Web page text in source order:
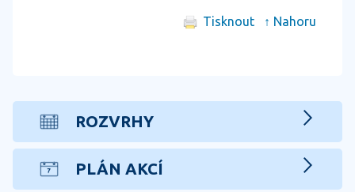
Tisknout ↑ Nahoru
ROZVRHY
PLÁN AKCÍ